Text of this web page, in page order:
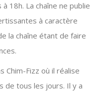
18h. La chaîne ne publie
à caractère
la chaîne étant de faire
Chim-Fizz où il réalise
de tous les jours. Il y a